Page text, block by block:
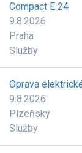
Compact E 24
9.8.2026
Praha
Služby
Oprava
9.8.2026
Plzeňský
Služby